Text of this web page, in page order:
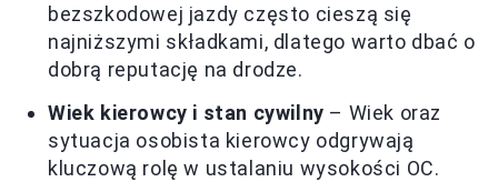
bezszkodowej jazdy często cieszą się
najniższymi składkami, dlatego warto dbać o
dobrą reputację na drodze.
Wiek kierowcy i stan cywilny – Wiek oraz
sytuacja osobista kierowcy odgrywają
kluczową rolę w ustalaniu wysokości OC.